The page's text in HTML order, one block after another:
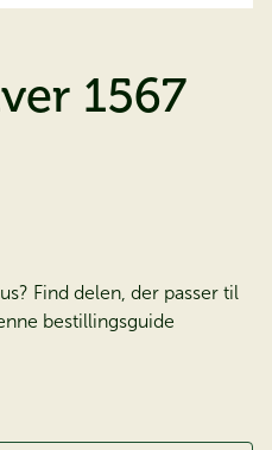
1567
Find delen, der passer til
bestillingsguide